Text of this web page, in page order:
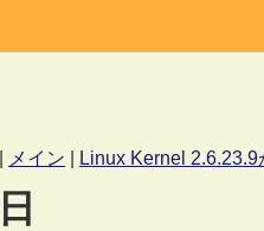
メイン Linux Kernel